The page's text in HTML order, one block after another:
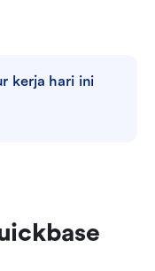
kerja hari ini